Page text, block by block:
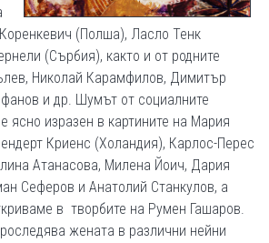
(Полша), Ласло Тенк
(Сърбия), както и от родните
Николай Карамфилов, Димитър
и др. Шумът от социалните
ясно изразен в картините на Мария
Криенс (Холандия), Карлос-Перес
Атанасова, Милена Йоич, Дария
Сеферов и Анатолий Станкулов, а
в творбите на Румен Гашаров.
жената в различни нейни